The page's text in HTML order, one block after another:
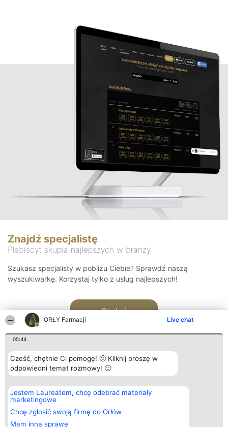
ORŁY Farmacji Live chat
05:44
Cześć, chętnie Ci pomogę! 🙂 Kliknij proszę w
odpowiedni temat rozmowy! 🙂
Jestem Laureatem, chcę odebrać materiały
marketingowe
Chcę zgłosić swoją firmę do Orłów
Mam inną sprawę
Znajdź specjalistę
Plebiscyt skupia najlepszych w branży
Szukasz specjalisty w pobliżu Ciebie? Sprawdź naszą
wyszukiwarkę. Korzystaj tylko z usług najlepszych!
Szukaj
Organizator plebiscytu
Bright Side Solutions sp. z o.
o. sp. k.
ul. Ruska 22
Wrocław 50-079
KRS 0000749100 | Regon
Plebiscyt
Laureaci
wszystkich
Laureatów
Kontakt
Kontakt